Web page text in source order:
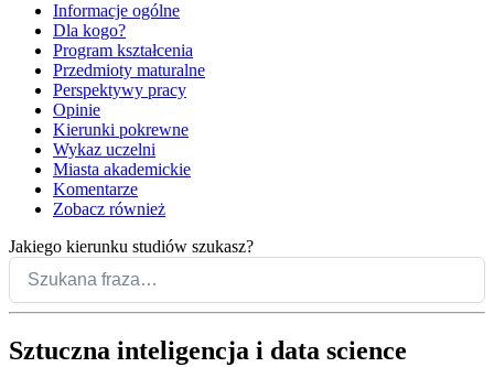
Informacje ogólne
Dla kogo?
Program kształcenia
Przedmioty maturalne
Perspektywy pracy
Opinie
Kierunki pokrewne
Wykaz uczelni
Miasta akademickie
Komentarze
Zobacz również
Jakiego kierunku studiów szukasz?
Sztuczna inteligencja i data science